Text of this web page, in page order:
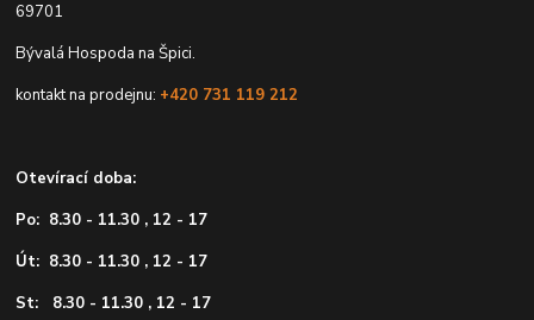
69701
Bývalá Hospoda na Špici.
kontakt na prodejnu: +420 731 119 212
Otevírací doba:
Po: 8.30 - 11.30 , 12 - 17
Út: 8.30 - 11.30 , 12 - 17
St: 8.30 - 11.30 , 12 - 17